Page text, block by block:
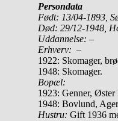
Persondata
Født: 13/04-1893,
Død: 29/12-1948,
Uddannelse: –
Erhverv: –
1922: Skomager,
1948: Skomager.
Bopæl:
1923: Genner, Øster
1948: Bovlund,
Hustru: Gift 1936